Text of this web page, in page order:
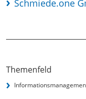
Schmiede.one
Themenfeld